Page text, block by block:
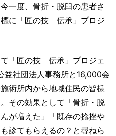
一度、骨折・脱臼の患者さ
に「匠の技 伝承」プロジ
「匠の技 伝承」プロジェ
益社団法人事務所と16,000会
術所内から地域住民の皆様
その効果として「骨折・脱
が増えた」「既存の捻挫や
診てもらえるの？と尋ねら